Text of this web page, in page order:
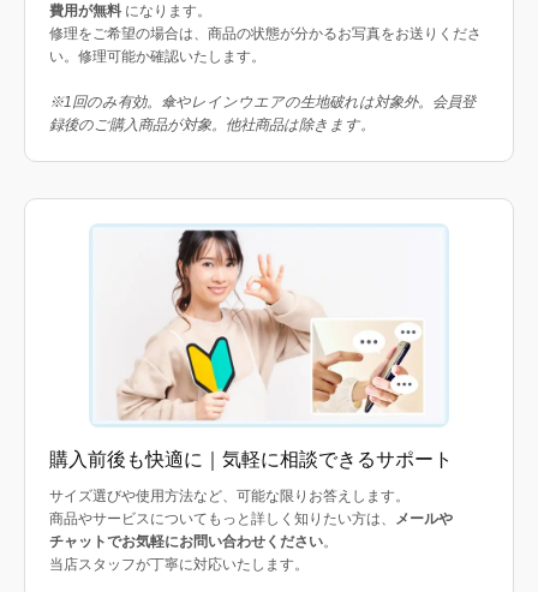
費用が無料 になります。
修理をご希望の場合は、商品の状態が分かるお写真をお送りくださ
い。修理可能か確認いたします。
※1回のみ有効。傘やレインウエアの生地破れは対象外。会員登
録後のご購入商品が対象。他社商品は除きます。
購入前後も快適に｜気軽に相談できるサポート
サイズ選びや使用方法など、可能な限りお答えします。
商品やサービスについてもっと詳しく知りたい方は、 メールや
チャットでお気軽にお問い合わせください。
当店スタッフが丁寧に対応いたします。